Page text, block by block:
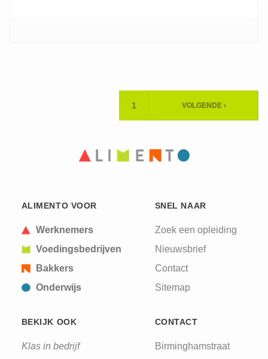
HUIDIGE
1 VOLGENDE ›
ALIMENTO VOOR
Werknemers
Voedingsbedrijven
Bakkers
Onderwijs
SNEL NAAR
Zoek een opleiding
Nieuwsbrief
Contact
Sitemap
BEKIJK OOK
Klas in bedrijf
CONTACT
Birminghamstraat